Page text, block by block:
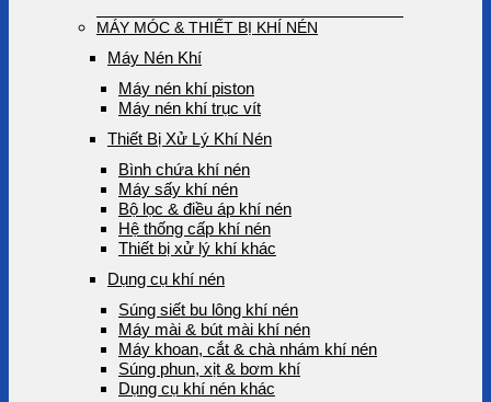
MÁY MÓC & THIẾT BỊ KHÍ NÉN
Máy Nén Khí
Máy nén khí piston
Máy nén khí trục vít
Thiết Bị Xử Lý Khí Nén
Bình chứa khí nén
Máy sấy khí nén
Bộ lọc & điều áp khí nén
Hệ thống cấp khí nén
Thiết bị xử lý khí khác
Dụng cụ khí nén
Súng siết bu lông khí nén
Máy mài & bút mài khí nén
Máy khoan, cắt & chà nhám khí nén
Súng phun, xịt & bơm khí
Dụng cụ khí nén khác